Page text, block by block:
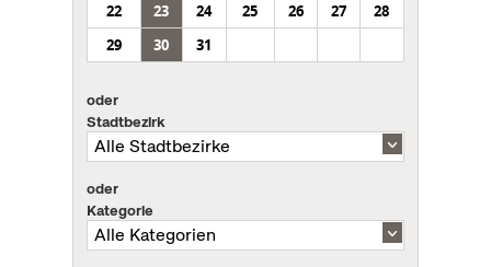
22
23 24 25 26 27
28
29
30 31
oder
Stadtbezirk
oder
Kategorie